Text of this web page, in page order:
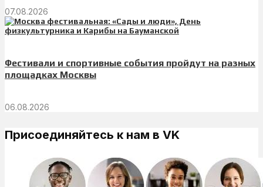
07.08.2026
Фестивали и спортивные события пройдут на разных
площадках Москвы
06.08.2026
Присоединяйтесь к нам в VK